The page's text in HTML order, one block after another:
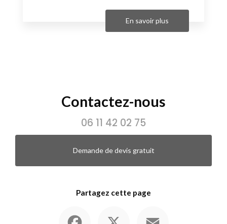
En savoir plus
Contactez-nous
06 11 42 02 75
Demande de devis gratuit
Partagez cette page